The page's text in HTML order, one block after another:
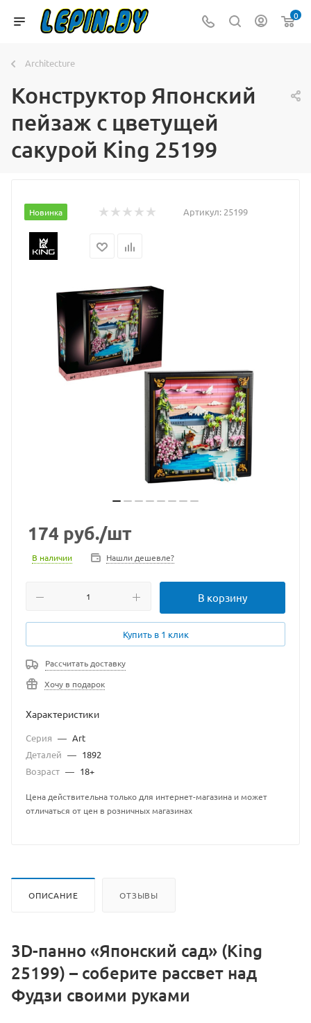
0
Architecture
Конструктор Японский
пейзаж с цветущей
сакурой King 25199
Новинка Артикул: 25199
174 руб./шт
В наличии Нашли дешевле?
В корзину
Купить в 1 клик
Рассчитать доставку
Хочу в подарок
Характеристики
Серия — Art
Деталей — 1892
Возраст — 18+
Цена действительна только для интернет-магазина и может
отличаться от цен в розничных магазинах
ОПИСАНИЕ ОТЗЫВЫ
3D-панно «Японский сад» (King
25199) – соберите рассвет над
Фудзи своими руками